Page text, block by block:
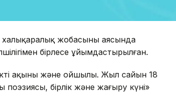
жобасының аясында
бірлесе ұйымдастырылған.
ақыны және ойшылы. Жыл сайын 18
бірлік және жаңғыру күні»